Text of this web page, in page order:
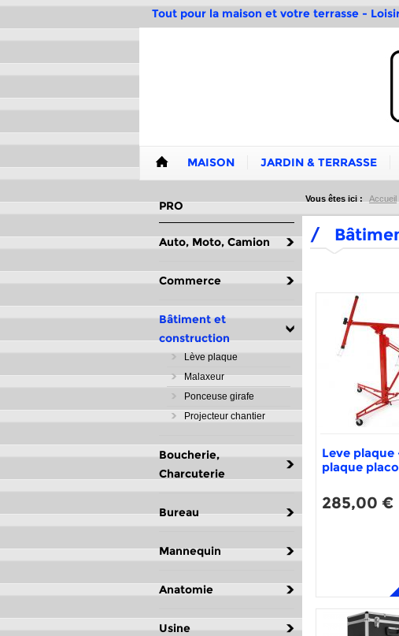
Tout pour la maison et votre terrasse -
MAISON JARDIN & TERRASSE
PRO
Auto, Moto, Camion
Commerce
Bâtiment et
construction
Lève plaque
Malaxeur
Ponceuse girafe
Projecteur chantier
Boucherie,
Charcuterie
Bureau
Mannequin
Anatomie
Usine
Vous êtes ici : Accueil
/
Leve plaque
plaque
285,00 €